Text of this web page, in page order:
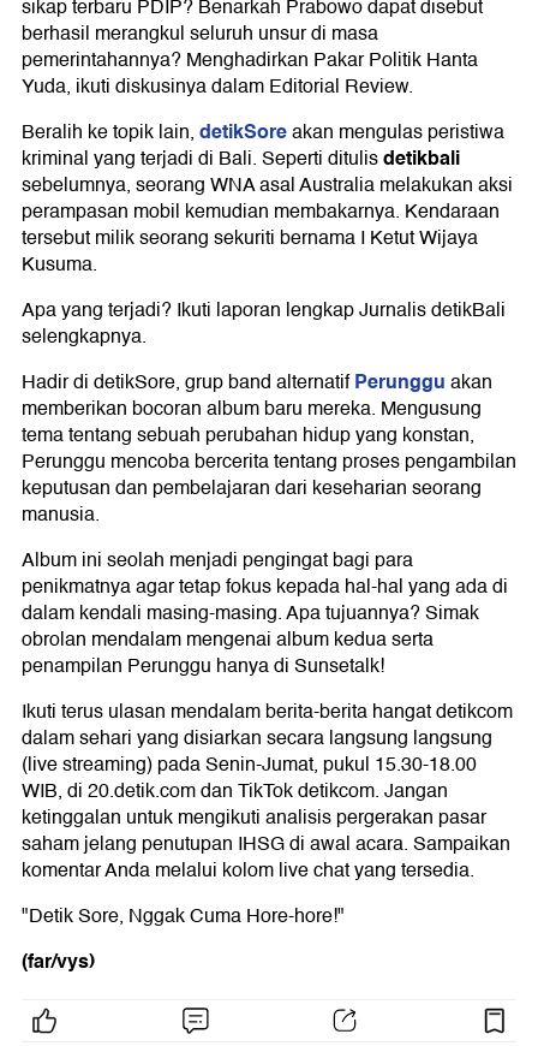
sikap terbaru PDIP? Benarkah Prabowo dapat disebut
berhasil merangkul seluruh unsur di masa
pemerintahannya? Menghadirkan Pakar Politik Hanta
Yuda, ikuti diskusinya dalam Editorial Review.
Beralih ke topik lain,detikSoreakan mengulas peristiwa
kriminal yang terjadi di Bali. Seperti ditulisdetikbali
sebelumnya, seorang WNA asal Australia melakukan aksi
perampasan mobil kemudian membakarnya. Kendaraan
tersebut milik seorang sekuriti bernama I Ketut Wijaya
Kusuma.
Apa yang terjadi? Ikuti laporan lengkap Jurnalis detikBali
selengkapnya.
Hadir di detikSore, grup band alternatifPerungguakan
memberikan bocoran album baru mereka. Mengusung
tema tentang sebuah perubahan hidup yang konstan,
Perunggu mencoba bercerita tentang proses pengambilan
keputusan dan pembelajaran dari keseharian seorang
manusia.
Album ini seolah menjadi pengingat bagi para
penikmatnya agar tetap fokus kepada hal-hal yang ada di
dalam kendali masing-masing. Apa tujuannya? Simak
obrolan mendalam mengenai album kedua serta
penampilan Perunggu hanya di Sunsetalk!
Ikuti terus ulasan mendalam berita-berita hangat detikcom
dalam sehari yang disiarkan secara langsung langsung
(live streaming) pada Senin-Jumat, pukul 15.30-18.00
WIB, di 20.detik.com dan TikTok detikcom. Jangan
ketinggalan untuk mengikuti analisis pergerakan pasar
saham jelang penutupan IHSG di awal acara. Sampaikan
komentar Anda melalui kolom live chat yang tersedia.
"Detik Sore, Nggak Cuma Hore-hore!"
(far/vys)